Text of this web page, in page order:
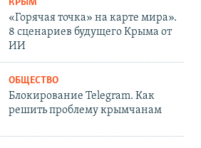
КРЫМ
«Горячая точка» на карте мира».
8 сценариев будущего Крыма от
ИИ
ОБЩЕСТВО
Блокирование Telegram. Как
решить проблему крымчанам